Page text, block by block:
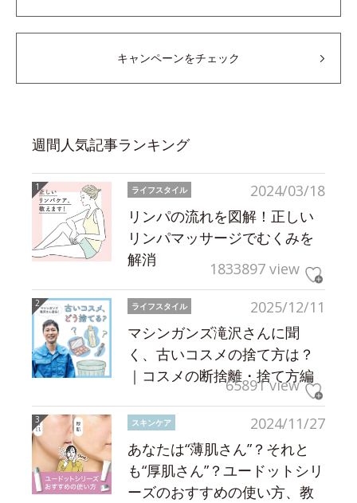
キャンペーンをチェック
週間人気記事ランキング
2024/03/18
ライフスタイル
リンパの流れを図解！正しい
リンパマッサージでむくみを
解消
1833897 view
2025/12/11
ライフスタイル
マシンガンズ滝沢さんに聞
く、古いコスメの捨て方は？
｜コスメの断捨離・捨て方編
65891 view
2024/11/27
スキンケア
あなたは“薄肌さん”？それと
も“厚肌さん”？ユードットシリ
ーズのおすすめの使い方、教